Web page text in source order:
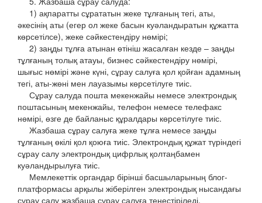
1) ақпаратты сұрататын жеке тұлғаның тегі, аты,
әкесінің аты (егер ол жеке басын куәландыратын құжатта
көрсетілсе), жеке сәйкестендіру нөмірі;
2) заңды тұлға атынан өтініш жасалған кезде – заңды
тұлғаның толық атауы, бизнес сәйкестендіру нөмірі,
шығыс нөмірі және күні, сұрау салуға қол қойған адамның
тегі, аты-жөні мен лауазымы көрсетілуге тиіс.
Сұрау салуда пошта мекенжайы немесе электрондық
поштасының мекенжайы, телефон немесе телефакс
нөмірі, өзге де байланыс құралдары көрсетілуге тиіс.
Жазбаша сұрау салуға жеке тұлға немесе заңды
тұлғаның өкілі қол қоюға тиіс. Электрондық құжат түріндегі
сұрау салу электрондық цифрлық қолтаңбамен
куәландырылуға тиіс.
Мемлекеттік органдар бірінші басшыларының блог-
платформасы арқылы жіберілген электрондық нысандағы
сұрау салу жазбаша сұрау салуға теңестіріледі.